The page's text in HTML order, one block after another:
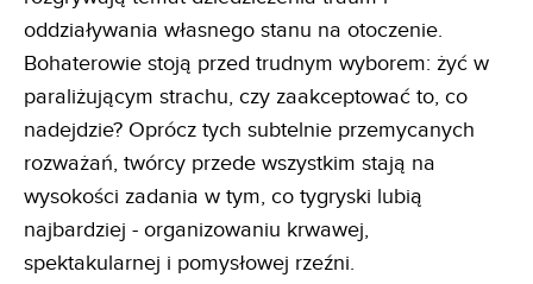
oddziaływania własnego stanu na otoczenie.
Bohaterowie stoją przed trudnym wyborem: żyć w
paraliżującym strachu, czy zaakceptować to, co
nadejdzie? Oprócz tych subtelnie przemycanych
rozważań, twórcy przede wszystkim stają na
wysokości zadania w tym, co tygryski lubią
najbardziej - organizowaniu krwawej,
spektakularnej i pomysłowej rzeźni.